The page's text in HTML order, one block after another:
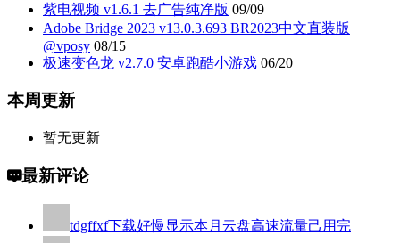
紫电视频 v1.6.1 去广告纯净版 09/09
Adobe Bridge 2023 v13.0.3.693 BR2023中文直装版
@vposy 08/15
极速变色龙 v2.7.0 安卓跑酷小游戏 06/20
本周更新
暂无更新
最新评论
tdgffxf下载好慢显示本月云盘高速流量己用完